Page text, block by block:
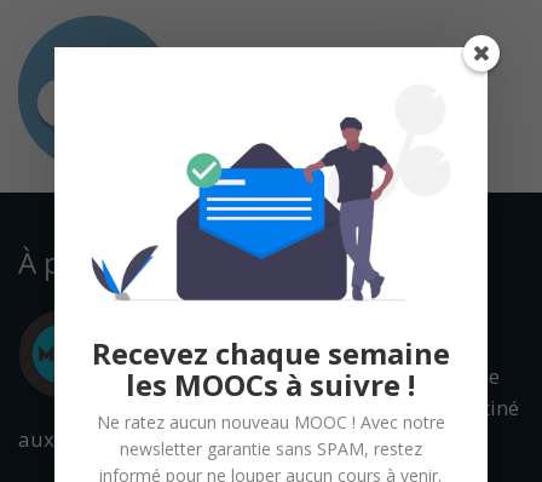
À propos
Mooc Francophone
est un portail destiné
aux cours en ligne ouverts à tous.
Recevez chaque semaine
les MOOCs à suivre !
Ne ratez aucun nouveau MOOC ! Avec notre
newsletter garantie sans SPAM, restez
informé pour ne louper aucun cours à venir.